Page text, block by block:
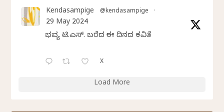
Kendasampige @kendasampige ·
29 May 2024
ಭವ್ಯ ಟಿ.ಎಸ್. ಬರೆದ ಈ ದಿನದ ಕವಿತೆ
X
Load More